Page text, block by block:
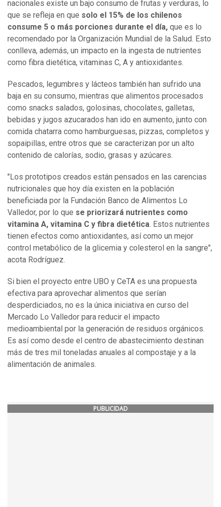
nacionales existe un bajo consumo de frutas y verduras, lo
que se refleja en que solo el 15% de los chilenos
consume 5 o más porciones durante el día, que es lo
recomendado por la Organización Mundial de la Salud. Esto
conlleva, además, un impacto en la ingesta de nutrientes
como fibra dietética, vitaminas C, A y antioxidantes.
Pescados, legumbres y lácteos también han sufrido una
baja en su consumo, mientras que alimentos procesados
como snacks salados, golosinas, chocolates, galletas,
bebidas y jugos azucarados han ido en aumento, junto con
comida chatarra como hamburguesas, pizzas, completos y
sopaipillas, entre otros que se caracterizan por un alto
contenido de calorías, sodio, grasas y azúcares.
"Los prototipos creados están pensados en las carencias
nutricionales que hoy día existen en la población
beneficiada por la Fundación Banco de Alimentos Lo
Valledor, por lo que se priorizará nutrientes como
vitamina A, vitamina C y fibra dietética. Estos nutrientes
tienen efectos como antioxidantes, así como un mejor
control metabólico de la glicemia y colesterol en la sangre",
acota Rodríguez.
Si bien el proyecto entre UBO y CeTA es una propuesta
efectiva para aprovechar alimentos que serían
desperdiciados, no es la única iniciativa en curso del
Mercado Lo Valledor para reducir el impacto
medioambiental por la generación de residuos orgánicos.
Es así como desde el centro de abastecimiento destinan
más de tres mil toneladas anuales al compostaje y a la
alimentación de animales.
PUBLICIDAD